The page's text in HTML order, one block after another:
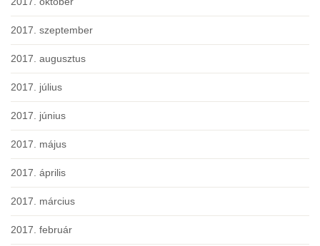
2017. szeptember
2017. augusztus
2017. július
2017. június
2017. május
2017. április
2017. március
2017. február